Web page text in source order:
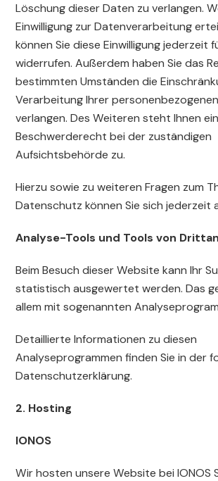
Löschung dieser Daten zu verlangen.
Einwilligung zur Datenverarbeitung
können Sie diese Einwilligung jederzeit
widerrufen. Außerdem haben Sie das
bestimmten Umständen die
Verarbeitung Ihrer
verlangen. Des Weiteren steht Ihnen ein
Beschwerderecht bei der zuständigen
Aufsichtsbehörde zu.
Hierzu sowie zu weiteren Fragen zum
Datenschutz können Sie sich jederzeit
Analyse-Tools und Tools von
Beim Besuch dieser Website kann Ihr
statistisch ausgewertet werden. Das
allem mit sogenannten
Detaillierte Informationen zu diesen
Analyseprogrammen finden Sie in der
Datenschutzerklärung.
2. Hosting
IONOS
Wir hosten unsere Website bei IONOS